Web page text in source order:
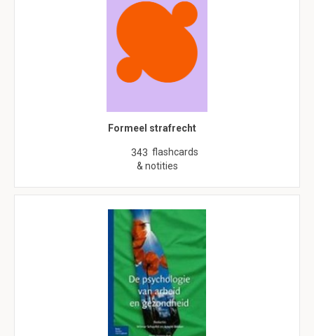
Formeel strafrecht
343 flashcards
& notities